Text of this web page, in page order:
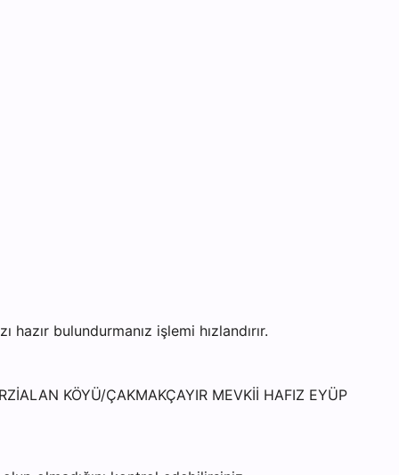
bulundurmanız işlemi hızlandırır.
KÖYÜ/ÇAKMAKÇAYIR MEVKİİ HAFIZ EYÜP